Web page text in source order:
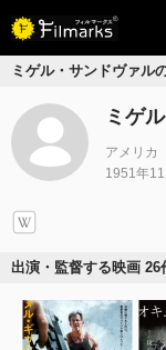
ミゲル・サンドヴァル
ミゲ
アメリカ
1951年
出演・監督する映画 26